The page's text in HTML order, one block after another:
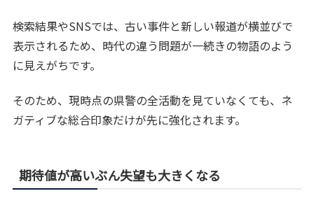
検索結果やSNSでは、古い事件と新しい報道が横並びで
表示されるため、時代の違う問題が一続きの物語のよう
に見えがちです。
そのため、現時点の県警の全活動を見ていなくても、ネ
ガティブな総合印象だけが先に強化されます。
期待値が高いぶん失望も大きくなる